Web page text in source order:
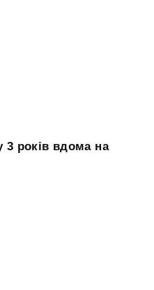
3 років вдома на